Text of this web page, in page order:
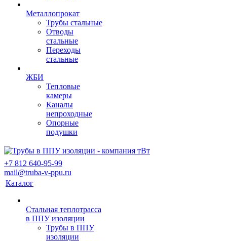
Металлопрокат
Трубы стальные
Отводы
стальные
Переходы
стальные
ЖБИ
Тепловые
камеры
Каналы
непроходные
Опорные
подушки
+7 812 640-95-99
mail@truba-v-ppu.ru
Каталог
Стальная теплотрасса
в ППУ изоляции
Трубы в ППУ
изоляции